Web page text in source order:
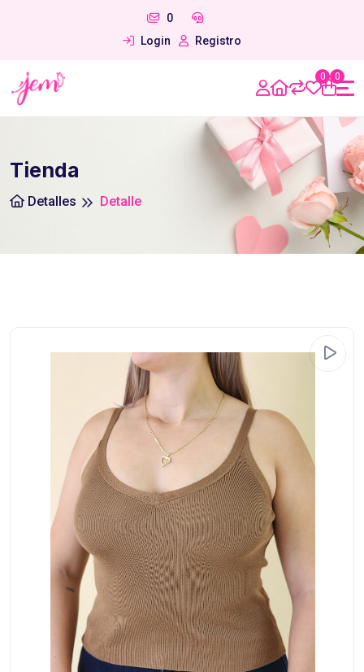
0
Login
Registro
0 0
Tienda
Detalles Detalle